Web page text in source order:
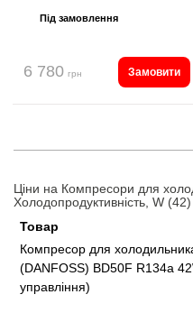
Під замовлення
6 780 грн Замовити
Ціни на Компресори для
Холодопродуктивність, W (42)
Товар
Компресор для
(DANFOSS) BD50F R134a
управління)